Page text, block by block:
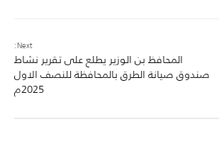
Next:
المحافظ بن الوزير يطلع على تقرير نشاط
صندوق صيانة الطرق بالمحافظة للنصف الاول
2025م